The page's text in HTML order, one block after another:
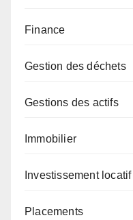
Finance
Gestion des déchets
Gestions des actifs
Immobilier
Investissement locatif
Placements